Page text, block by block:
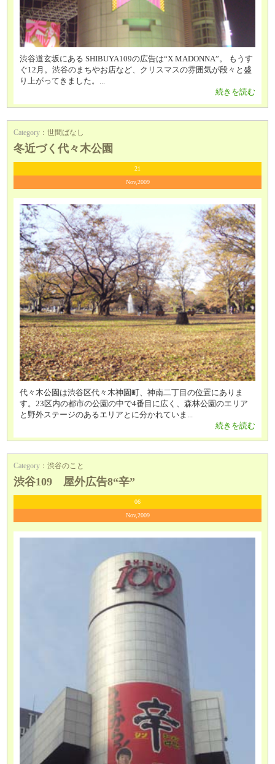
渋谷道玄坂にある SHIBUYA109の広告は“X MADONNA”。 もうす
ぐ12月。渋谷のまちやお店など、クリスマスの雰囲気が段々と盛
り上がってきました。...
続きを読む
Category ：世間ばなし
冬近づく代々木公園
21
Nov,2009
代々木公園は渋谷区代々木神園町、神南二丁目の位置にありま
す。23区内の都市の公園の中で4番目に広く、森林公園のエリア
と野外ステージのあるエリアとに分かれていま...
続きを読む
Category ：渋谷のこと
渋谷109 屋外広告8“辛”
06
Nov,2009